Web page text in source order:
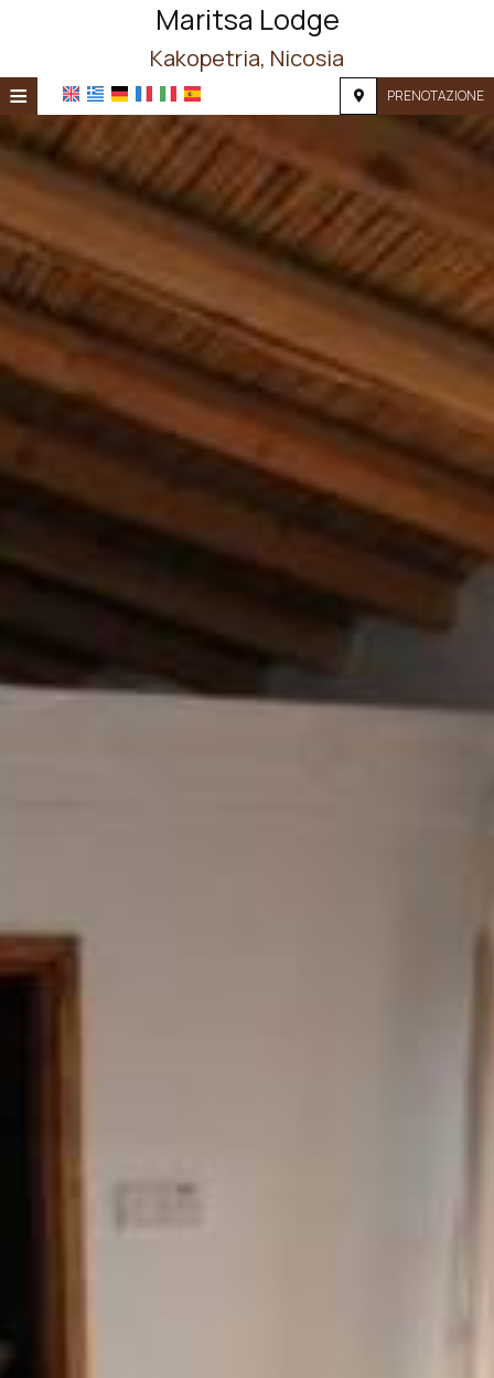
Maritsa Lodge
Kakopetria, Nicosia
≡ PRENOTAZIONE
HOME
POSIZIONE
ALLOGGIO
SERVIZI
FOTOGRAFIE
RICHIESTA
CONTATTI